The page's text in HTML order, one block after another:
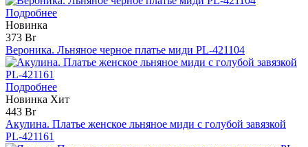
Подробнее
Новинка
373 Br
Вероника. Льняное черное платье миди PL-421104
Подробнее
Новинка Хит
443 Br
Акулина. Платье женское льняное миди с голубой завязкой
PL-421161